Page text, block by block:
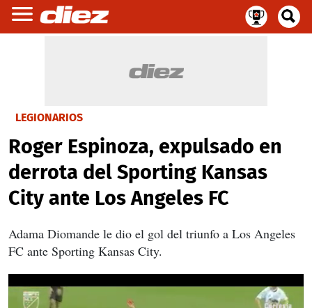
LEGIONARIOS
Roger Espinoza, expulsado en
derrota del Sporting Kansas
City ante Los Angeles FC
Adama Diomande le dio el gol del triunfo a Los Angeles
FC ante Sporting Kansas City.